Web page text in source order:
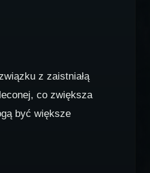
z zaistniałą
co zwiększa
być większe